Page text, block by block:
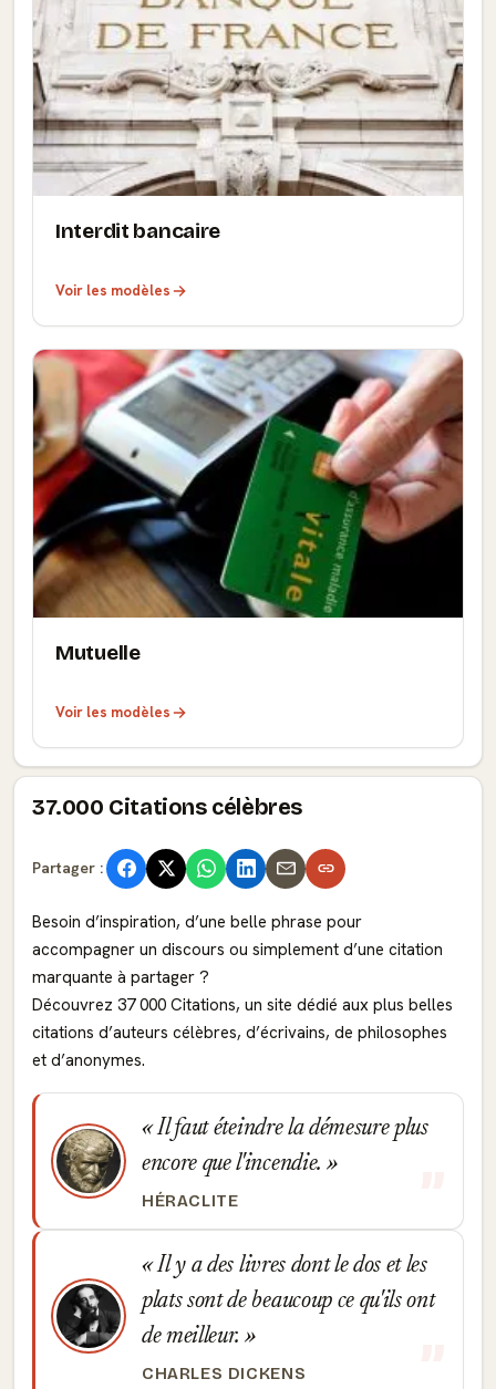
Interdit bancaire
Voir les modèles
Mutuelle
Voir les modèles
37.000 Citations célèbres
Partager :
Besoin d’inspiration, d’une belle phrase pour
accompagner un discours ou simplement d’une citation
marquante à partager ?
Découvrez 37 000 Citations, un site dédié aux plus belles
citations d’auteurs célèbres, d’écrivains, de philosophes
et d’anonymes.
Il faut éteindre la démesure plus
encore que l'incendie.
HÉRACLITE
Il y a des livres dont le dos et les
plats sont de beaucoup ce qu'ils ont
de meilleur.
CHARLES DICKENS